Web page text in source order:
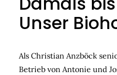
Unser
Als Christian Anzböck
Betrieb von Antonie und